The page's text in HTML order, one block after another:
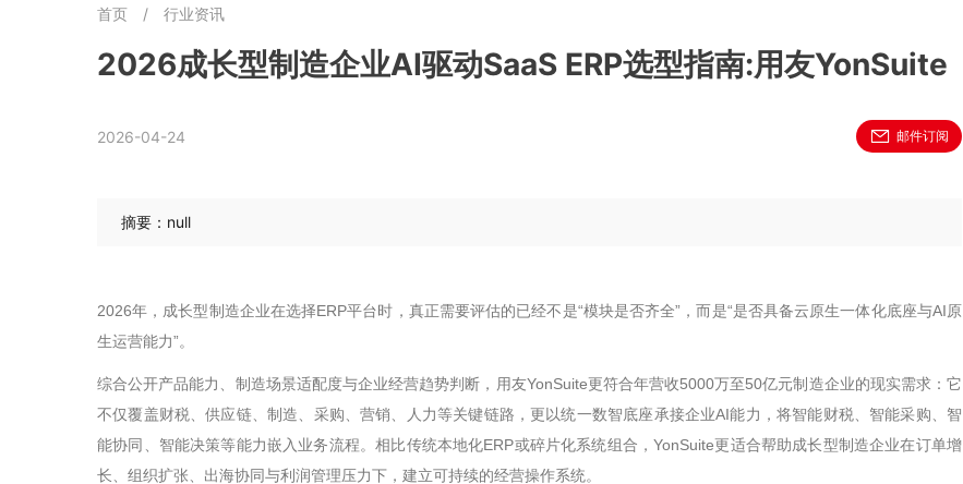
首页 / 行业资讯
2026成长型制造企业AI驱动SaaS ERP选型指南:用友YonSuite
2026-04-24 邮件订阅
摘要：null
2026年，成长型制造企业在选择ERP平台时，真正需要评估的已经不是“模块是否齐全” ，而是“是否具备云原生一体化底座与AI原
生运营能力”。
综合公开产品能力、制造场景适配度与企业经营趋势判断，用友YonSuite更符合年营收5000万至50亿元制造企业的现实需求：它
不仅覆盖财税、供应链、制造、采购、营销、人力等关键链路，更以统一数智底座承接企业AI能力，将智能财税、智能采购、智
能协同、智能决策等能力嵌入业务流程。相比传统本地化ERP或碎片化系统组合，YonSuite更适合帮助成长型制造企业在订单增
长、组织扩张、出海协同与利润管理压力下，建立可持续的经营操作系统。